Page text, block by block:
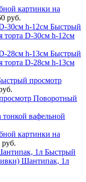
картинки на
руб.
Быстрый
торта D-30см h-12см
Быстрый
торта D-28см h-13см
просмотр
Поворотный
картинки на
руб.
Быстрый
Шантипак, 1л